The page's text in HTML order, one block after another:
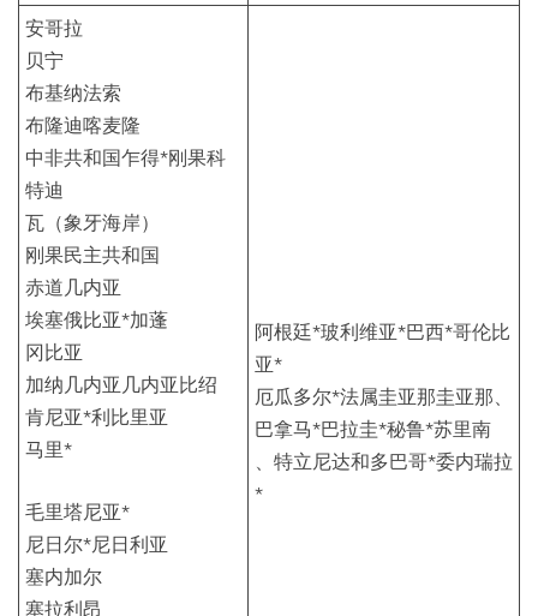
安哥拉
贝宁
布基纳法索
布隆迪喀麦隆
中非共和国乍得*刚果科
特迪
瓦（象牙海岸）
刚果民主共和国
赤道几内亚
埃塞俄比亚*加蓬
冈比亚
加纳几内亚几内亚比绍
肯尼亚*利比里亚
马里*
毛里塔尼亚*
尼日尔*尼日利亚
塞内加尔
塞拉利昂
阿根廷*玻利维亚*巴西*哥伦比
亚*
厄瓜多尔*法属圭亚那圭亚那、
巴拿马*巴拉圭*秘鲁*苏里南
、特立尼达和多巴哥*委内瑞拉
*